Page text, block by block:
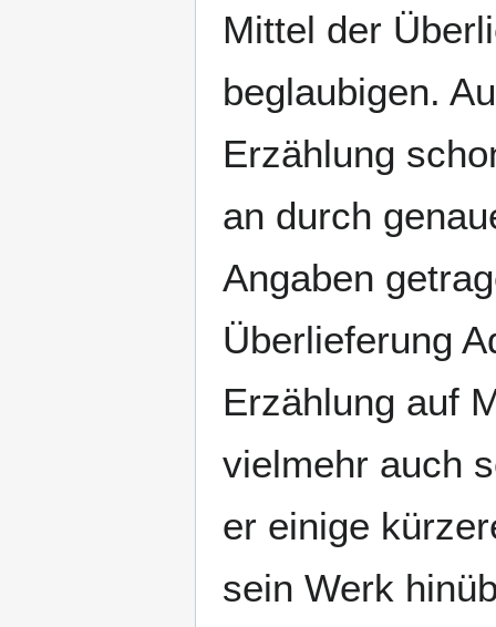
Mittel der
beglaubigen.
Erzählung
an durch
Angaben
Überlieferung
Erzählung auf
vielmehr auch
er einige
sein Werk